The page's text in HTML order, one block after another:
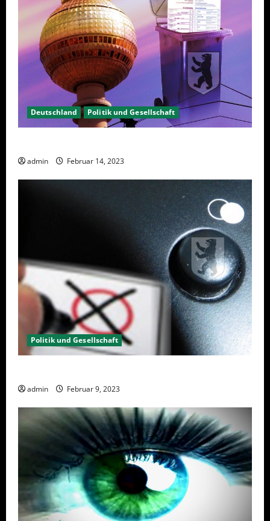
Deutschland Politik und Gesellschaft
admin Februar 14, 2023
Politik und Gesellschaft
admin Februar 9, 2023